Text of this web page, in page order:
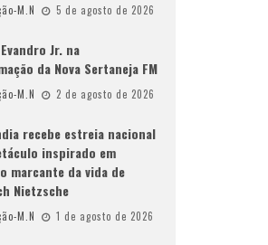
M.N 5 de agosto de 2026
Jr. na
da Nova Sertaneja FM
M.N 2 de agosto de 2026
recebe estreia nacional
inspirado em
marcante da vida de
Nietzsche
M.N 1 de agosto de 2026